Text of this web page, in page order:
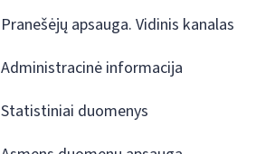
Pranešėjų apsauga. Vidinis kanalas
Administracinė informacija
Statistiniai duomenys